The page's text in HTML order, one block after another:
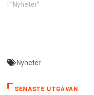
I ”Nyheter”
Nyheter
SENASTE UTGÅVAN